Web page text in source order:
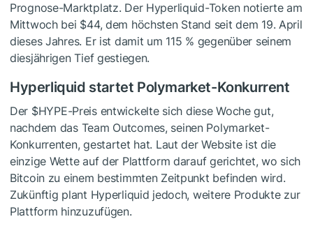
Prognose-Marktplatz. Der Hyperliquid-Token notierte am
Mittwoch bei $44, dem höchsten Stand seit dem 19. April
dieses Jahres. Er ist damit um 115 % gegenüber seinem
diesjährigen Tief gestiegen.
Hyperliquid startet Polymarket-Konkurrent
Der $HYPE-Preis entwickelte sich diese Woche gut,
nachdem das Team Outcomes, seinen Polymarket-
Konkurrenten, gestartet hat. Laut der Website ist die
einzige Wette auf der Plattform darauf gerichtet, wo sich
Bitcoin zu einem bestimmten Zeitpunkt befinden wird.
Zukünftig plant Hyperliquid jedoch, weitere Produkte zur
Plattform hinzuzufügen.